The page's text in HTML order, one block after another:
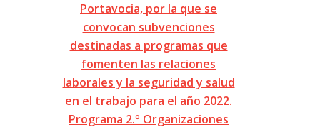
Portavocia, por la que se
convocan subvenciones
destinadas a programas que
fomenten las relaciones
laborales y la seguridad y salud
en el trabajo para el año 2022.
Programa 2.º Organizaciones